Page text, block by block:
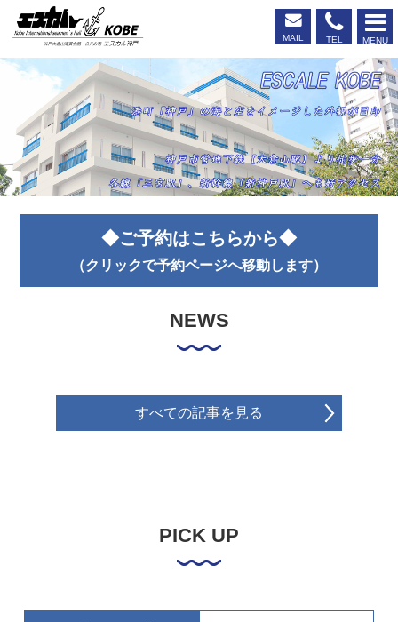
エスカル神戸
MAIL TEL MENU
◆ご予約はこちらから◆
（クリックで予約ページへ移動します）
NEWS
すべての記事を見る
PICK UP